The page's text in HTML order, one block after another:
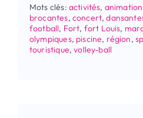
Mots clés: activités,
brocantes, concert,
football, Fort, fort Louis,
olympiques, piscine, région,
touristique,volley-ball